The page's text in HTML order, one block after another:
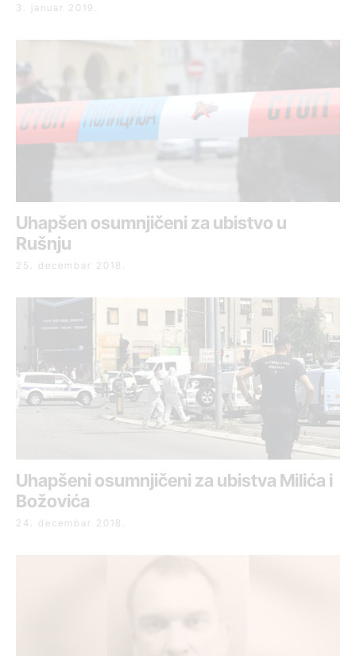
3. januar 2019.
Uhapšen osumnjičeni za ubistvo u
Rušnju
25. decembar 2018.
Uhapšeni osumnjičeni za ubistva Milića i
Božovića
24. decembar 2018.